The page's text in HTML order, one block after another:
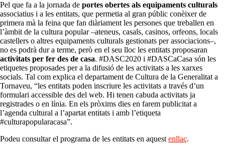
Pel que fa a la jornada de portes obertes als equipaments culturals
associatius i a les entitats, que permetia al gran públic conèixer de
primera mà la feina que fan diàriament les persones que treballen en
l’àmbit de la cultura popular –ateneus, casals, casinos, orfeons, locals
castellers o altres equipaments culturals gestionats per associacions–,
no es podrà dur a terme, però en el seu lloc les entitats proposaran
activitats per fer des de casa. #DASC2020 i #DASCaCasa són les
etiquetes proposades per a la difusió de les activitats a les xarxes
socials. Tal com explica el departament de Cultura de la Generalitat a
Tornaveu, “les entitats poden inscriure les activitats a través d’un
formulari accessible des del web. Hi tenen cabuda activitats ja
registrades o en línia. En els pròxims dies en farem publicitat a
l’agenda cultural a l’apartat entitats i amb l’etiqueta
#culturapopularacasa”.
Podeu consultar el programa de les entitats en aquestenllaç.